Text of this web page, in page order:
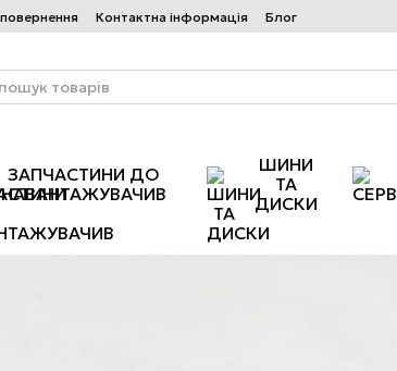
Контактна інформація Блог
ЗАПЧАСТИНИ ДО
НАВАНТАЖУВАЧИВ
ШИНИ
ТА
ДИСКИ